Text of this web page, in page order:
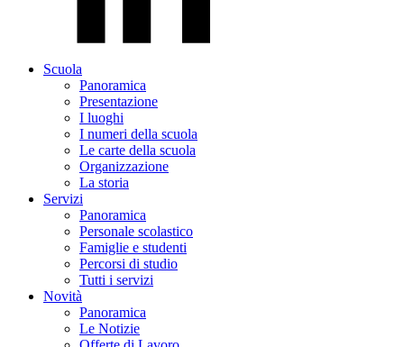
Scuola
Panoramica
Presentazione
I luoghi
I numeri della scuola
Le carte della scuola
Organizzazione
La storia
Servizi
Panoramica
Personale scolastico
Famiglie e studenti
Percorsi di studio
Tutti i servizi
Novità
Panoramica
Le Notizie